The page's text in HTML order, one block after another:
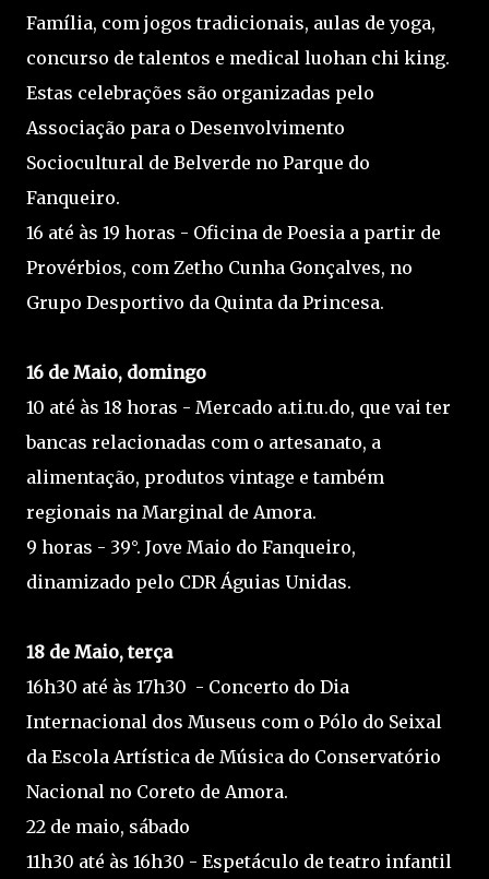
Família, com jogos tradicionais, aulas de yoga,
concurso de talentos e medical luohan chi king.
Estas celebrações são organizadas pelo
Associação para o Desenvolvimento
Sociocultural de Belverde no Parque do
Fanqueiro.
16 até às 19 horas - Oficina de Poesia a partir de
Provérbios, com Zetho Cunha Gonçalves, no
Grupo Desportivo da Quinta da Princesa.
16 de Maio, domingo
10 até às 18 horas - Mercado a.ti.tu.do, que vai ter
bancas relacionadas com o artesanato, a
alimentação, produtos vintage e também
regionais na Marginal de Amora.
9 horas - 39°. Jove Maio do Fanqueiro,
dinamizado pelo CDR Águias Unidas.
18 de Maio, terça
16h30 até às 17h30 - Concerto do Dia
Internacional dos Museus com o Pólo do Seixal
da Escola Artística de Música do Conservatório
Nacional no Coreto de Amora.
22 de maio, sábado
11h30 até às 16h30 - Espetáculo de teatro infantil